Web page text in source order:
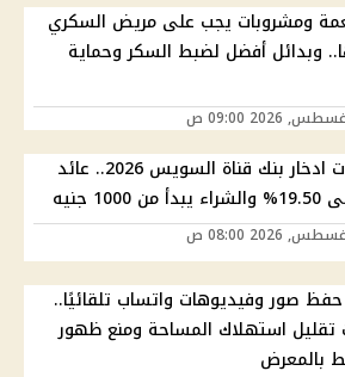
ومشروبات يجب على مريض السكري
وبدائل أفضل لضبط السكر وحماية
شهادات ادخار بنك قناة السويس 2026.. عائد
جنيه
صور وفيديوهات واتساب تلقائيًا..
استهلاك المساحة ومنع ظهور
بالمعرض